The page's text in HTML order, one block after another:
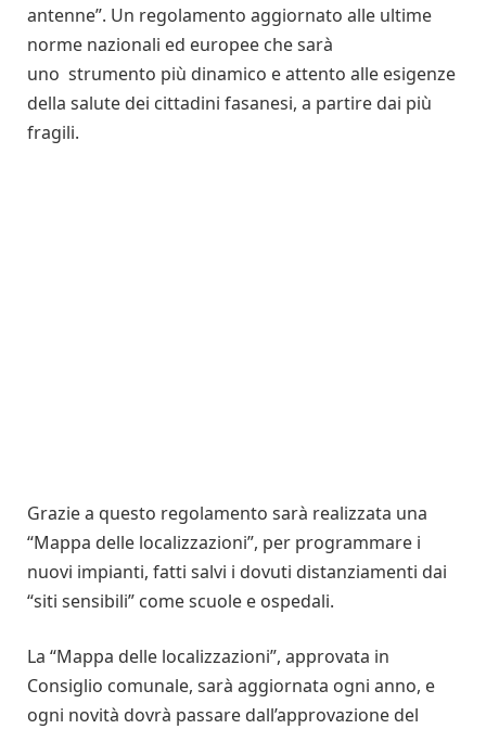
antenne”. Un regolamento aggiornato alle ultime
norme nazionali ed europee che sarà
uno strumento più dinamico e attento alle esigenze
della salute dei cittadini fasanesi, a partire dai più
fragili.
Grazie a questo regolamento sarà realizzata una
“Mappa delle localizzazioni”, per programmare i
nuovi impianti, fatti salvi i dovuti distanziamenti dai
“siti sensibili” come scuole e ospedali.
La “Mappa delle localizzazioni”, approvata in
Consiglio comunale, sarà aggiornata ogni anno, e
ogni novità dovrà passare dall’approvazione del